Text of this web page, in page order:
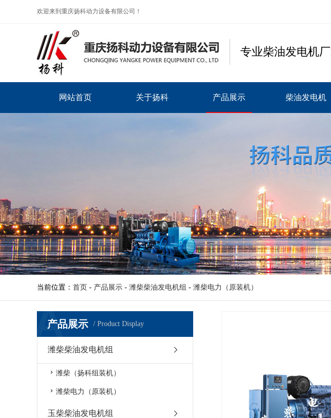
欢迎来到重庆扬科动力设备有限公司！
专业柴油发电机
网站首页 关于扬科 产品展示 柴油发电机
当前位置： 首页 - 产品展示 - 潍柴柴油发电机组 - 潍柴电力（原装机）
产品展示 / Product Display
潍柴柴油发电机组
潍柴（扬科组装机）
潍柴电力（原装机）
玉柴柴油发电机组